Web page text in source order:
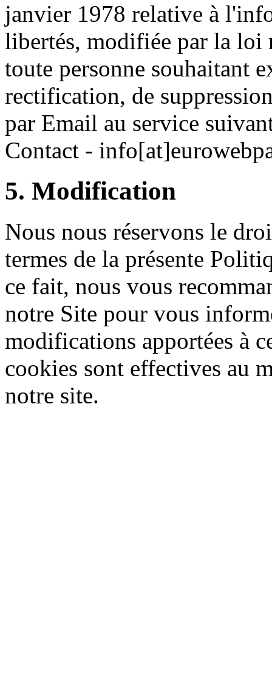
janvier 1978 relative à
libertés, modifiée par la loi
toute personne souhaitant
rectification, de
par Email au service
Contact -
5. Modification
Nous nous réservons le
termes de la présente
ce fait, nous vous
notre Site pour vous
modifications apportées à
cookies sont effectives au
notre site.